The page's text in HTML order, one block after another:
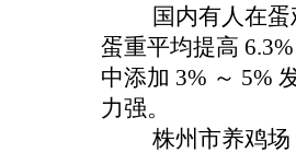
国内有人在蛋鸡
蛋重平均提高
中添加 3% ～ 5%
力强。
株州市养鸡场